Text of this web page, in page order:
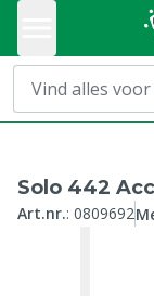
Solo 442
Art.nr.: 0809692